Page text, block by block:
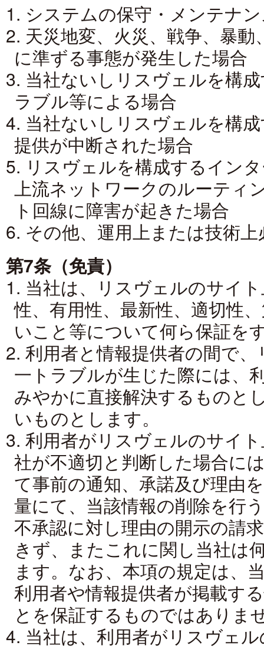
1. システムの保守・メンテナ
2. 天災地変、火災、戦争、暴
に準ずる事態が発生した場合
3. 当社ないしリスヴェルを構
ラブル等による場合
4. 当社ないしリスヴェルを構
提供が中断された場合
5. リスヴェルを構成するイン
上流ネットワークのルーティ
ト回線に障害が起きた場合
6. その他、運用上または技術
第7条（免責）
1. 当社は、リスヴェルのサイ
性、有用性、最新性、適切性
いこと等について何ら保証を
2. 利用者と情報提供者の間で
一トラブルが生じた際には、
みやかに直接解決するものと
いものとします。
3. 利用者がリスヴェルのサイ
社が不適切と判断した場合に
て事前の通知、承諾及び理由
量にて、当該情報の削除を行
不承認に対し理由の開示の請
きず、またこれに関し当社は
ます。なお、本項の規定は、
利用者や情報提供者が掲載す
とを保証するものではありま
4. 当社は、利用者がリスヴェ